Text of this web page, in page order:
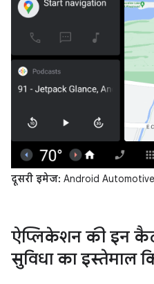
दूसरी इमेज: Android
ऐप्लिकेशन की इन
सुविधा का इस्तेमाल